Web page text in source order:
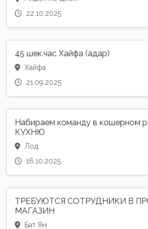
22.10.2025
45 шек.час Хайфа (адар)
Хайфа
21.09.2025
Набираем команду в кошерном
КУХНЮ
Лод
16.10.2025
ТРЕБУЮТСЯ СОТРУДНИКИ В
МАГАЗИН
Бат Ям